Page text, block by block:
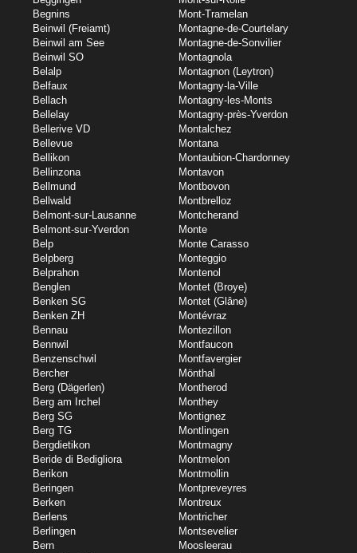
Begnins
Beinwil (Freiamt)
Beinwil am See
Beinwil SO
Belalp
Belfaux
Bellach
Bellelay
Bellerive VD
Bellevue
Bellikon
Bellinzona
Bellmund
Bellwald
Belmont-sur-Lausanne
Belmont-sur-Yverdon
Belp
Belpberg
Belprahon
Benglen
Benken SG
Benken ZH
Bennau
Bennwil
Benzenschwil
Bercher
Berg (Dägerlen)
Berg am Irchel
Berg SG
Berg TG
Bergdietikon
Beride di Bedigliora
Berikon
Beringen
Berken
Berlens
Berlingen
Bern
Mont-Tramelan
Montagne-de-Courtelary
Montagne-de-Sonvilier
Montagnola
Montagnon (Leytron)
Montagny-la-Ville
Montagny-les-Monts
Montagny-près-Yverdon
Montalchez
Montana
Montaubion-Chardonney
Montavon
Montbovon
Montbrelloz
Montcherand
Monte
Monte Carasso
Monteggio
Montenol
Montet (Broye)
Montet (Glâne)
Montévraz
Montezillon
Montfaucon
Montfavergier
Mönthal
Montherod
Monthey
Montignez
Montlingen
Montmagny
Montmelon
Montmollin
Montpreveyres
Montreux
Montricher
Montsevelier
Moosleerau